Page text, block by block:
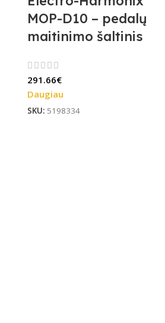
MOP-D10 – pedalų
maitinimo šaltinis
291.66€
Daugiau
SKU: 5198334